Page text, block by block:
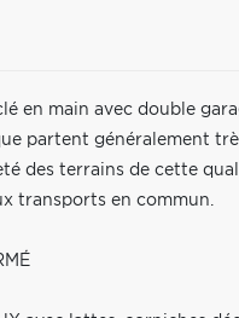
en main avec double
partent généralement
des terrains de cette
transports en commun.